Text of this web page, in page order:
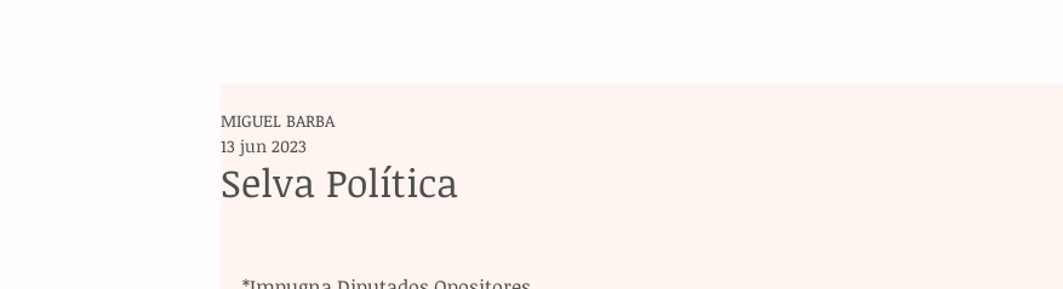
Selva Política
MIGUEL BARBA
13 jun 2023